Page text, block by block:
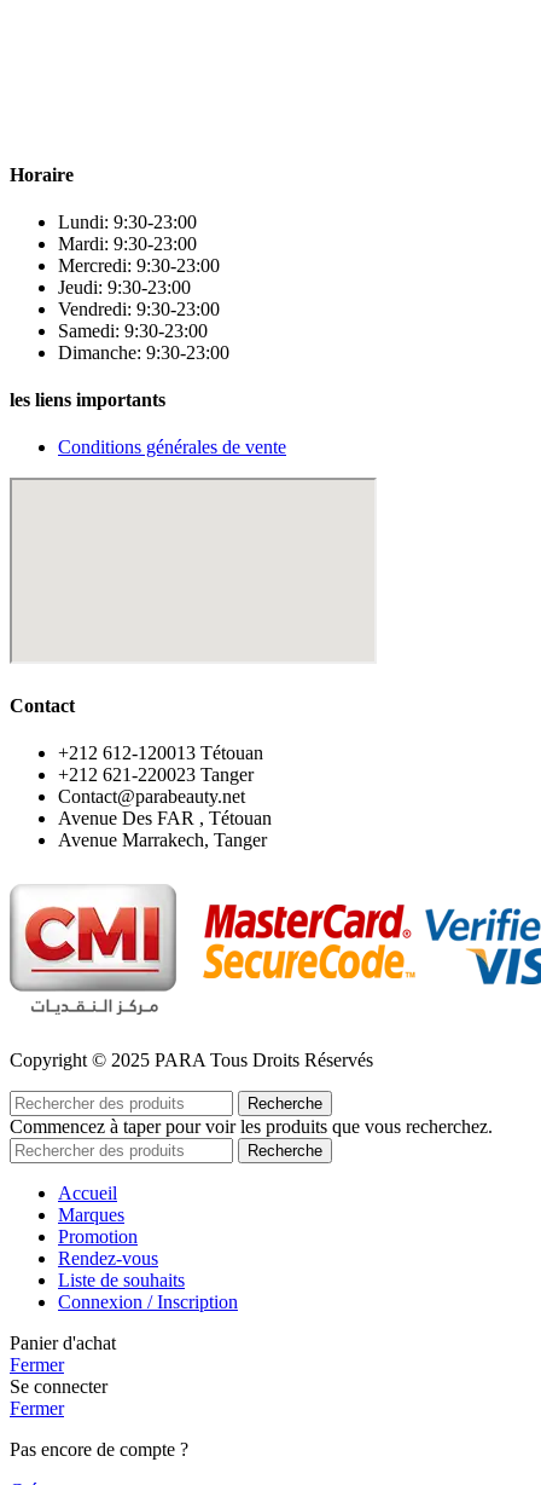
Horaire
Lundi: 9:30-23:00
Mardi: 9:30-23:00
Mercredi: 9:30-23:00
Jeudi: 9:30-23:00
Vendredi: 9:30-23:00
Samedi: 9:30-23:00
Dimanche: 9:30-23:00
les liens importants
Conditions générales de vente
Contact
‪+212 612-120013 Tétouan
‪+212 621-220023 Tanger
Contact@parabeauty.net
Avenue Des FAR , Tétouan
Avenue Marrakech, Tanger
Copyright © 2025 PARA Tous Droits Réservés
Recherche
Commencez à taper pour voir les produits que vous recherchez.
Recherche
Accueil
Marques
Promotion
Rendez-vous
Liste de souhaits
Connexion / Inscription
Panier d'achat
Fermer
Se connecter
Fermer
Pas encore de compte ?